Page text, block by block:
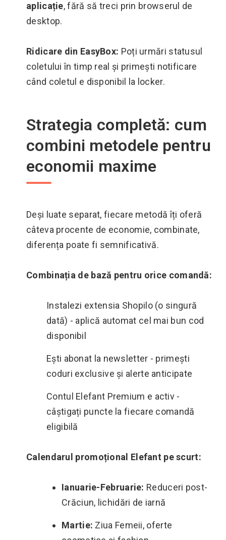
aplicație, fără să treci prin browserul de
desktop.
Ridicare din EasyBox: Poți urmări statusul
coletului în timp real și primești notificare
când coletul e disponibil la locker.
Strategia completă: cum
combini metodele pentru
economii maxime
Deși luate separat, fiecare metodă îți oferă
câteva procente de economie, combinate,
diferența poate fi semnificativă.
Combinația de bază pentru orice comandă:
Instalezi extensia Shopilo (o singură
dată) - aplică automat cel mai bun cod
disponibil
Ești abonat la newsletter - primești
coduri exclusive și alerte anticipate
Contul Elefant Premium e activ -
câștigați puncte la fiecare comandă
eligibilă
Calendarul promoțional Elefant pe scurt:
Ianuarie-Februarie: Reduceri post-
Crăciun, lichidări de iarnă
Martie: Ziua Femeii, oferte